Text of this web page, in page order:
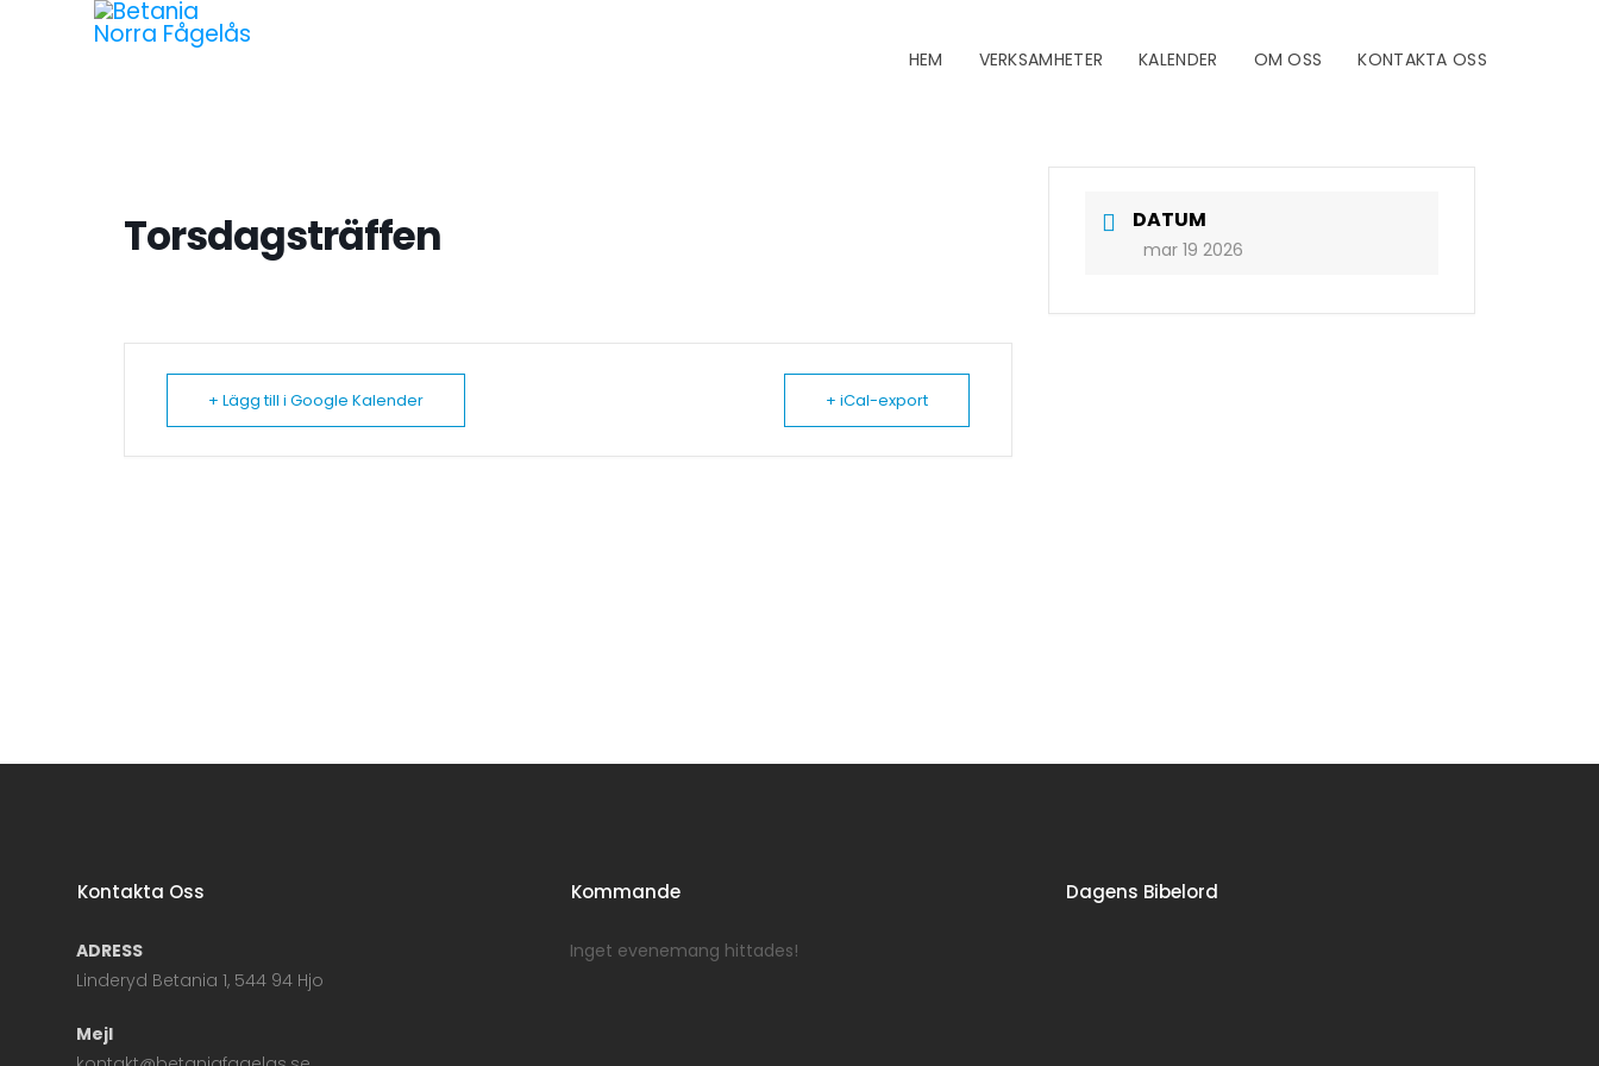
HEM VERKSAMHETER KALENDER OM OSS KONTAKTA OSS
Torsdagsträffen
+ Lägg till i Google Kalender + iCal-export
DATUM
mar 19 2026
Kontakta Oss
ADRESS
Linderyd Betania 1, 544 94 Hjo
Mejl
Kommande
Inget evenemang hittades!
Dagens Bibelord